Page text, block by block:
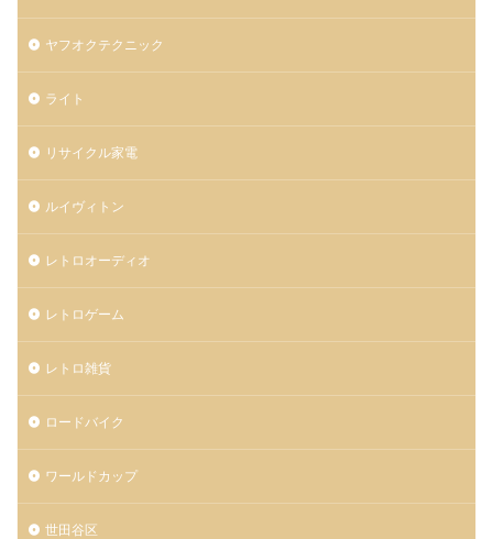
ヤフオクテクニック
ライト
リサイクル家電
ルイヴィトン
レトロオーディオ
レトロゲーム
レトロ雑貨
ロードバイク
ワールドカップ
世田谷区